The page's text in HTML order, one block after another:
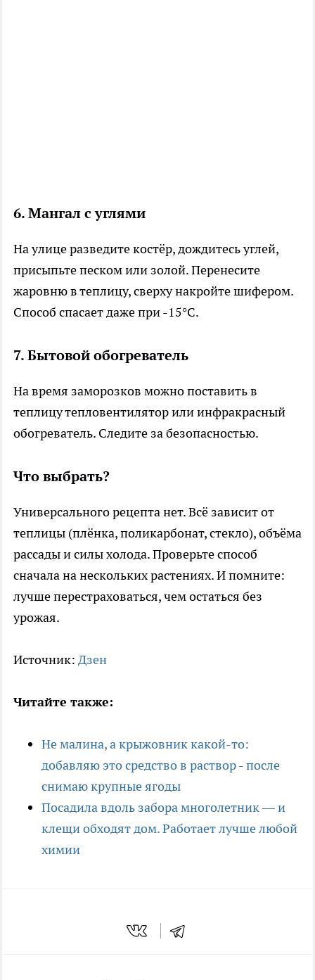
6. Мангал с углями
На улице разведите костёр, дождитесь углей,
присыпьте песком или золой. Перенесите
жаровню в теплицу, сверху накройте шифером.
Способ спасает даже при -15°C.
7. Бытовой обогреватель
На время заморозков можно поставить в
теплицу тепловентилятор или инфракрасный
обогреватель. Следите за безопасностью.
Что выбрать?
Универсального рецепта нет. Всё зависит от
теплицы (плёнка, поликарбонат, стекло), объёма
рассады и силы холода. Проверьте способ
сначала на нескольких растениях. И помните:
лучше перестраховаться, чем остаться без
урожая.
Источник: Дзен
Читайте также:
Не малина, а крыжовник какой-то:
добавляю это средство в раствор - после
снимаю крупные ягоды
Посадила вдоль забора многолетник — и
клещи обходят дом. Работает лучше любой
химии